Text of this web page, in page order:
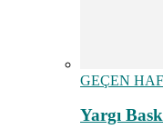
GEÇEN
Yargı